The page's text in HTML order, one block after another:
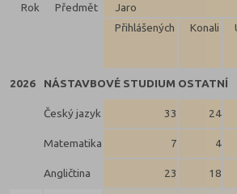
Rok
Předmět
Jaro
Přihlášených
Konali
2026 NÁSTAVBOVÉ STUDIUM OSTATNÍ
Český jazyk 33 24
Matematika 7 4
Angličtina 23 18